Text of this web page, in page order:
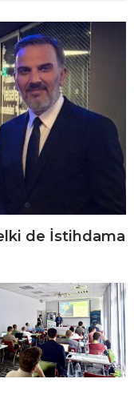
de İstihdama